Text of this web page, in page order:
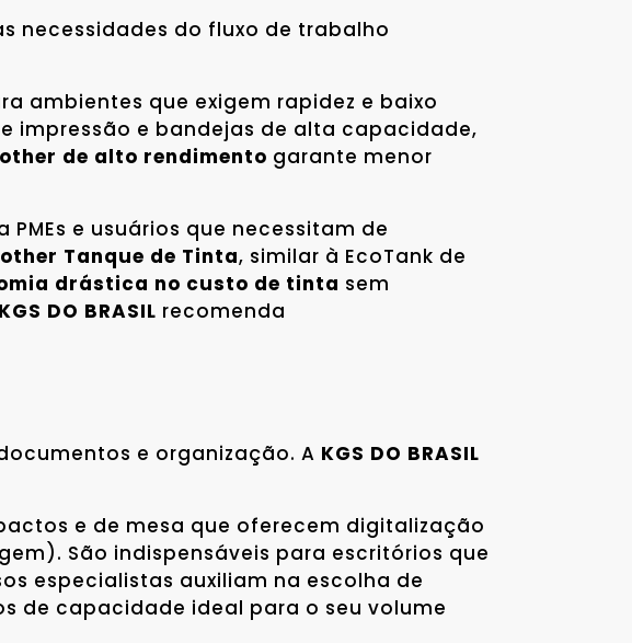
necessidades do fluxo de trabalho
ambientes que exigem rapidez e baixo
impressão e bandejas de alta capacidade,
de alto rendimento garante menor
PMEs e usuários que necessitam de
Tanque de Tinta, similar à EcoTank de
drástica no custo de tinta sem
KGS DO BRASIL recomenda
e organização. A KGS DO BRASIL
e de mesa que oferecem digitalização
São indispensáveis para escritórios que
especialistas auxiliam na escolha de
de capacidade ideal para o seu volume